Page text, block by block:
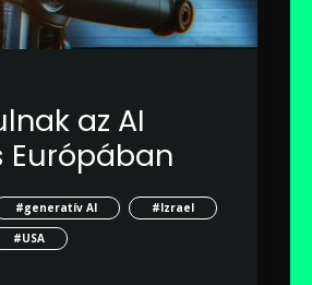
az AI
Európában
#generatív AI
#Izrael
#USA